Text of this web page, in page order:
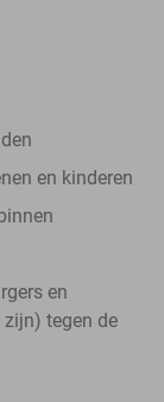
en kinderen
en
tegen de